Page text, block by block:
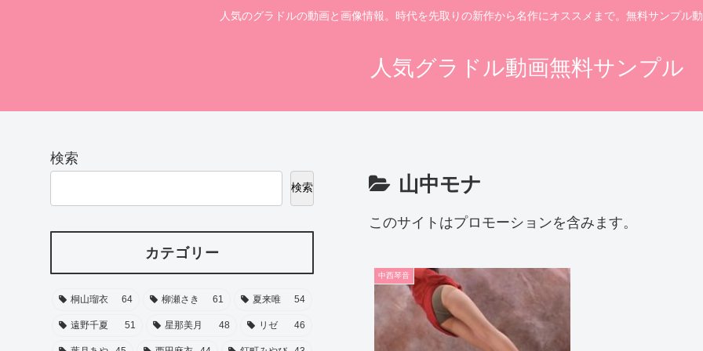
人気のグラドルの動画と画像情報。時代を先取りの新作から名作にオススメまで。無料サンプル
人気グラドル動画無料サンプル
山中モナ
このサイトはプロモーションを含みます。
中西琴音
検索
検索
カテゴリー
桐山瑠衣 64 柳瀬さき 61 夏来唯 54
遠野千夏 51 星那美月 48 リゼ 46